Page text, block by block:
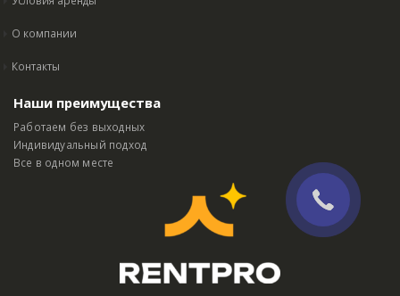
О компании
Контакты
Наши преимущества
Работаем без выходных
Индивидуальный подход
Все в одном месте